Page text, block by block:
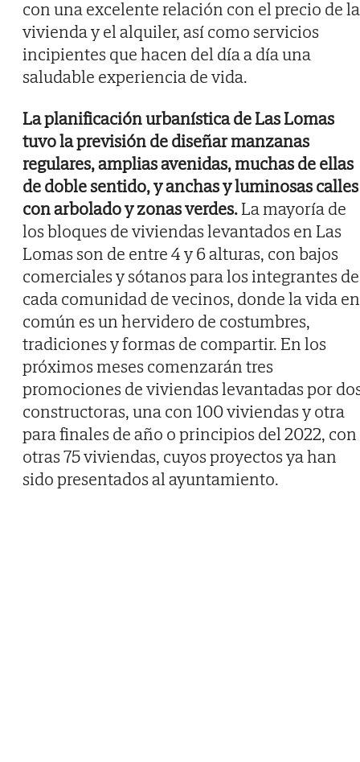
con una excelente relación con el precio de la
vivienda y el alquiler, así como servicios
incipientes que hacen del día a día una
saludable experiencia de vida.
La planificación urbanística de Las Lomas
tuvo la previsión de diseñar manzanas
regulares, amplias avenidas, muchas de ellas
de doble sentido, y anchas y luminosas calles
con arbolado y zonas verdes.La mayoría de
los bloques de viviendas levantados en Las
Lomas son de entre 4 y 6 alturas, con bajos
comerciales y sótanos para los integrantes de
cada comunidad de vecinos, donde la vida en
común es un hervidero de costumbres,
tradiciones y formas de compartir. En los
próximos meses comenzarán tres
promociones de viviendas levantadas por
constructoras, una con 100 viviendas y otra
para finales de año o principios del 2022, con
otras 75 viviendas, cuyos proyectos ya han
sido presentados al ayuntamiento.